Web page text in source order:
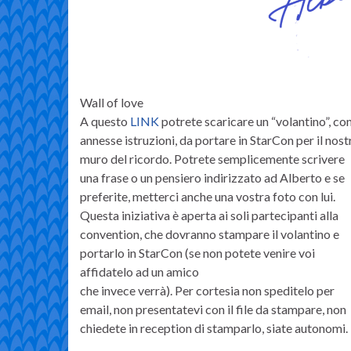
Wall of love
A questo LINKpotrete scaricare un “volantino”,
annesse istruzioni, da portare in StarCon per il
muro del ricordo. Potrete semplicemente scrivere
una frase o un pensiero indirizzato ad Alberto e se
preferite, metterci anche una vostra foto con lui.
Questa iniziativa è aperta ai soli partecipanti alla
convention, che dovranno stampare il volantino e
portarlo in StarCon (se non potete venire voi
affidatelo ad un amico
che invece verrà). Per cortesia non speditelo per
email, non presentatevi con il file da stampare, non
chiedete in reception di stamparlo, siate autonomi.